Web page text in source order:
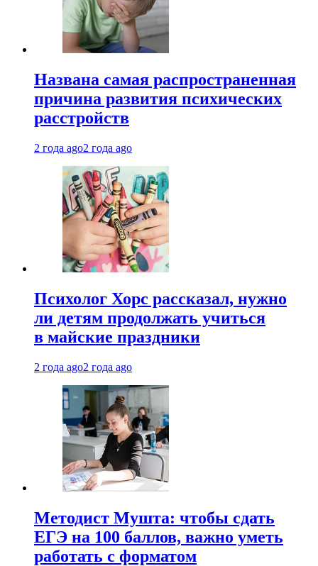
Названа самая распространенная
причина развития психических
расстройств
2 года ago2 года ago
Психолог Хорс рассказал, нужно
ли детям продолжать учиться
в майские праздники
2 года ago2 года ago
Методист Мушта: чтобы сдать
ЕГЭ на 100 баллов, важно уметь
работать с форматом